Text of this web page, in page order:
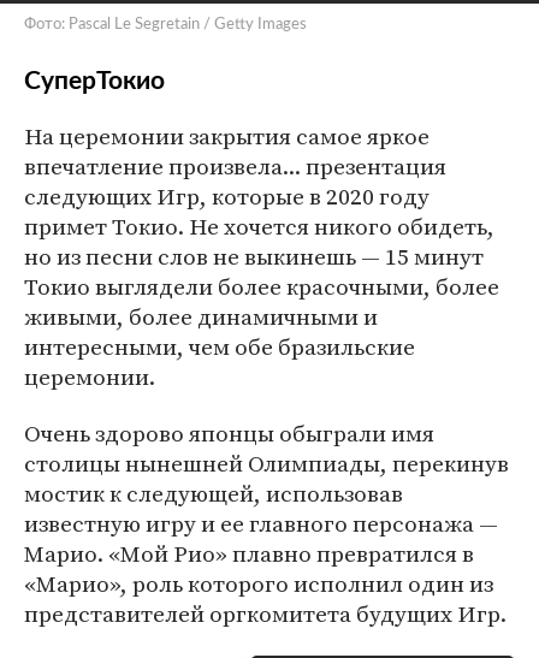
Фото: Pascal Le Segretain / Getty Images
СуперТокио
На церемонии закрытия самое яркое
впечатление произвела... презентация
следующих Игр, которые в 2020 году
примет Токио. Не хочется никого обидеть,
но из песни слов не выкинешь — 15 минут
Токио выглядели более красочными, более
живыми, более динамичными и
интересными, чем обе бразильские
церемонии.
Очень здорово японцы обыграли имя
столицы нынешней Олимпиады, перекинув
мостик к следующей, использовав
известную игру и ее главного персонажа —
Марио. «Мой Рио» плавно превратился в
«Марио», роль которого исполнил один из
представителей оргкомитета будущих Игр.